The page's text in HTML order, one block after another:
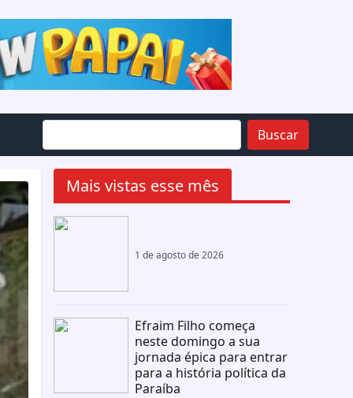
Buscar
Mais vistas esse mês
1 de agosto de 2026
Efraim Filho começa
neste domingo a sua
jornada épica para entrar
para a história política da
Paraíba